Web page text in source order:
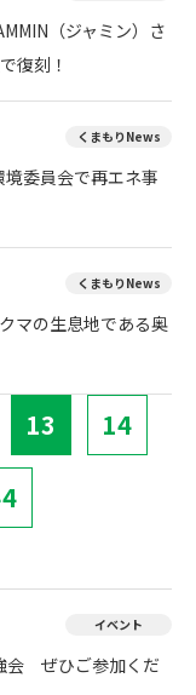
（ジャミン）さ
復刻！
くまもりNews
委員会で再エネ事
くまもりNews
マの生息地である奥
13 14
イベント
会 ぜひご参加くだ